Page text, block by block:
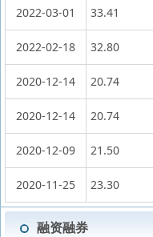
2022-03-01 33.41
2022-02-18 32.80
2020-12-14 20.74
2020-12-14 20.74
2020-12-09 21.50
2020-11-25 23.30
融资融券